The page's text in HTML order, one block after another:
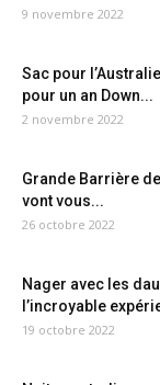
9 novembre 2022
Sac pour
pour un an Down...
2 novembre 2022
Grande Barrière
vont vous...
26 octobre 2022
Nager avec les
l’incroyable
19 octobre 2022